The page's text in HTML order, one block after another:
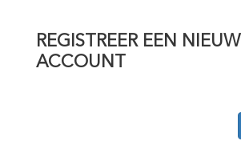
REGISTREER EEN NIEUW
ACCOUNT